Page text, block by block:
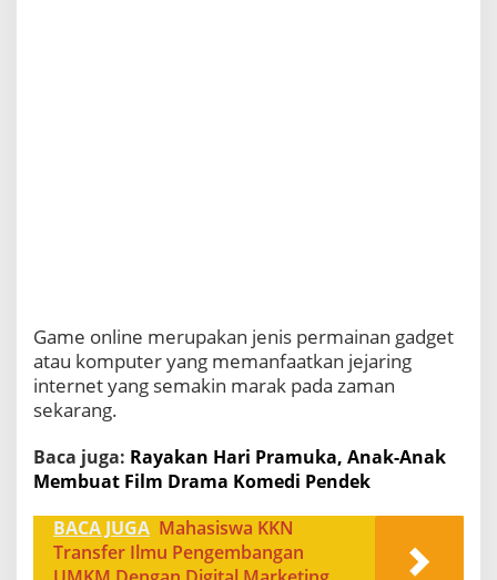
Game online merupakan jenis permainan gadget
atau komputer yang memanfaatkan jejaring
internet yang semakin marak pada zaman
sekarang.
Baca juga: Rayakan Hari Pramuka, Anak-Anak
Membuat Film Drama Komedi Pendek
BACA JUGA Mahasiswa KKN
Transfer Ilmu Pengembangan